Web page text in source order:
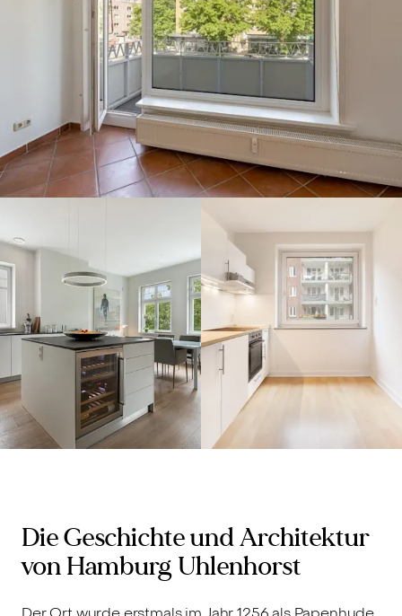
Uhlenhorst,
22085 -
Verkauft
Die Geschichte und Architektur
von Hamburg Uhlenhorst